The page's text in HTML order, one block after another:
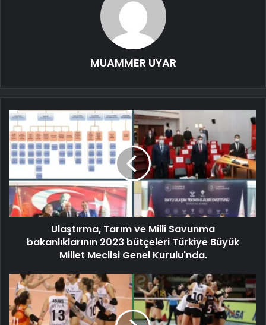
MUAMMER UYAR
Ulaştırma, Tarım ve Milli Savunma
bakanlıklarının 2023 bütçeleri Türkiye Büyük
Millet Meclisi Genel Kurulu'nda.